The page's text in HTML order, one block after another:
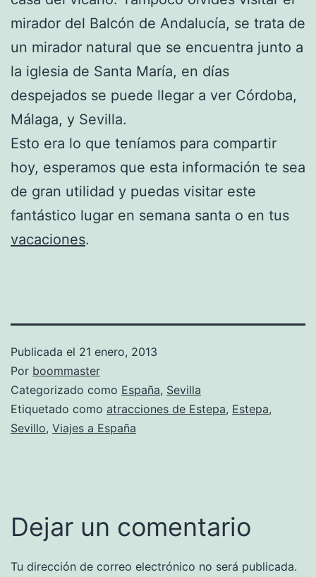
mirador del Balcón de Andalucía, se trata de
un mirador natural que se encuentra junto a
la iglesia de Santa María, en días
despejados se puede llegar a ver Córdoba,
Málaga, y Sevilla.
Esto era lo que teníamos para compartir
hoy, esperamos que esta información te sea
de gran utilidad y puedas visitar este
fantástico lugar en semana santa o en tus
vacaciones.
Publicada el 21 enero, 2013
Por boommaster
Categorizado como España, Sevilla
Etiquetado como atracciones de Estepa, Estepa,
Sevillo, Viajes a España
Dejar un comentario
Tu dirección de correo electrónico no será publicada.